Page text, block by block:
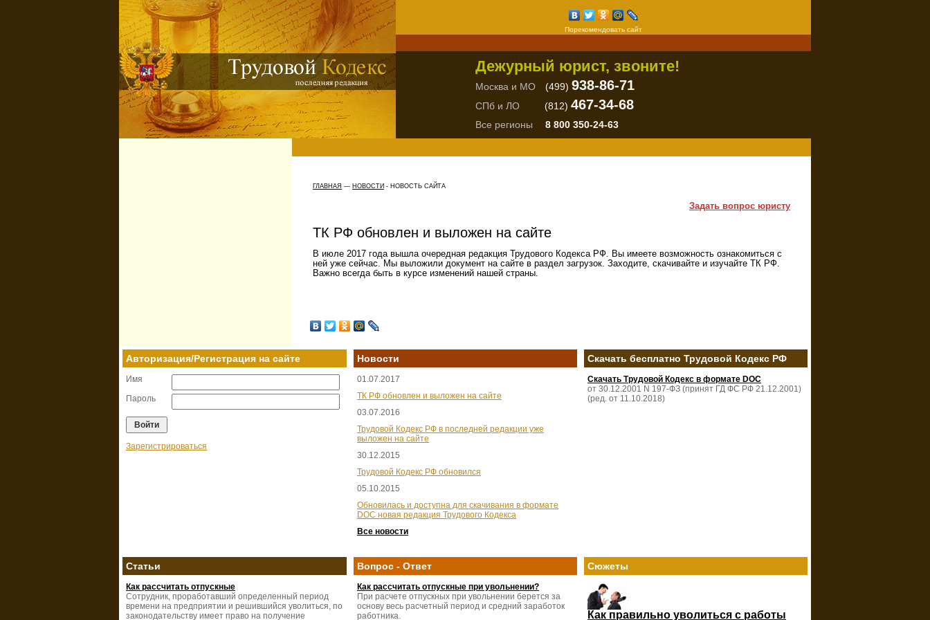
Порекомендовать сайт
Дежурный юрист, звоните!
Москва и МО (499) 938-86-71
СПб и ЛО (812) 467-34-68
Все регионы 8 800 350-24-63
ГЛАВНАЯ — НОВОСТИ - НОВОСТЬ САЙТА
Задать вопрос юристу
ТК РФ обновлен и выложен на сайте
В июле 2017 года вышла очередная редакция Трудового Кодекса РФ. Вы имеете возможность ознакомиться с
ней уже сейчас. Мы выложили документ на сайте в раздел загрузок. Заходите, скачивайте и изучайте ТК РФ.
Важно всегда быть в курсе изменений нашей страны.
Авторизация/Регистрация на сайте
Имя
Пароль
Зарегистрироваться
Новости
01.07.2017
ТК РФ обновлен и выложен на сайте
03.07.2016
Трудовой Кодекс РФ в последней редакции уже
выложен на сайте
30.12.2015
Трудовой Кодекс РФ обновился
05.10.2015
Обновилась и доступна для скачивания в формате
DOC новая редакция Трудового Кодекса
Все новости
Скачать бесплатно Трудовой Кодекс РФ
Скачать Трудовой Кодекс в формате DOC
от 30.12.2001 N 197-ФЗ (принят ГД ФС РФ 21.12.2001)
(ред. от 11.10.2018)
Статьи
Как рассчитать отпускные
Сотрудник, проработавший определенный период
времени на предприятии и решившийся уволиться, по
законодательству имеет право на получение
Вопрос - Ответ
Как рассчитать отпускные при увольнении?
При расчете отпускных при увольнении берется за
основу весь расчетный период и средний заработок
работника.
Сюжеты
Как правильно уволиться с работы